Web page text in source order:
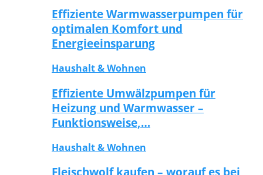
Effiziente Warmwasserpumpen für
optimalen Komfort und
Energieeinsparung
Haushalt & Wohnen
Effiziente Umwälzpumpen für
Heizung und Warmwasser –
Funktionsweise,…
Haushalt & Wohnen
Fleischwolf kaufen – worauf es bei